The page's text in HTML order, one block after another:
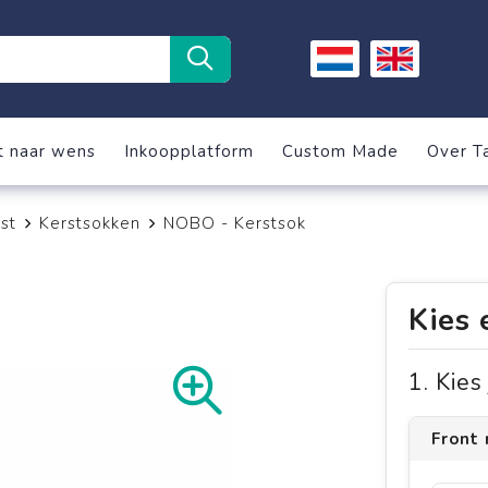
naar wens Inkoopplatform Custom Made Over
Kerstsokken NOBO - Kerstsok
Kies
1.
Front